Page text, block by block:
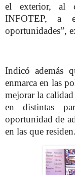
el exterior, al
INFOTEP, a
oportunidades”,
Indicó además
enmarca en las
mejorar la
en distintas
oportunidad de
en las que residen.